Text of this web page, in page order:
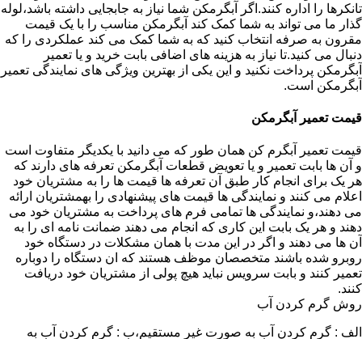
تانکرها را اداره کنند.اگر آبگرمکن شما نیاز به جابجایی داشته باشد،لوله
گذار ما می تواند به شما کمک کند آبگرمکن مناسب را با یک قیمت
مقرون به صرفه انتخاب کنید که به شما کمک می کند عملکردی را که
دنبال می کنید.تا نیاز به هزینه های اضافی بابت خرید و یا تعمیر
آبگرمکن پرداخت نکنید و این یکی از بهترین ویژگی های نمایندگی تعمیر
آبگرمکن است.
قیمت تعمیر آبگرمکن
قیمت تعمیر آبگرم کن همان طور که می دانید با یکدیگر متفاوت است
و آن ها بابت تعمیر و یا تعویض قطعات آبگرمکن تعرفه های دارند که
هر یک برای انجام کار طبق آن تعرفه ها قیمت ها را به مشتریان خود
اعلام می کنند و نمایندگی ها قیمت های پیشنهادی را بهمشتریان ارائه
می دهند،و نمایندگی ها تمامی فرم های پرداخت به مشتریان خود می
دهند و هر یک بابت این کاری که انجام می دهند ضمانت نامه ای را به
آن ها می دهند و اگر در این مدت با همان مشکلات در دستگاه خود
روبرو شده باشند متخصصان موظف هستند که ان دستگاه را دوباره
تعمیر کنند و بابت سرویس نباید هیچ پولی از مشتریان خود دریافت
کنند.
روش گرم کردن آب
الف : گرم کردن آب به صورت غیر مستقیم،ب : گرم کردن آب به